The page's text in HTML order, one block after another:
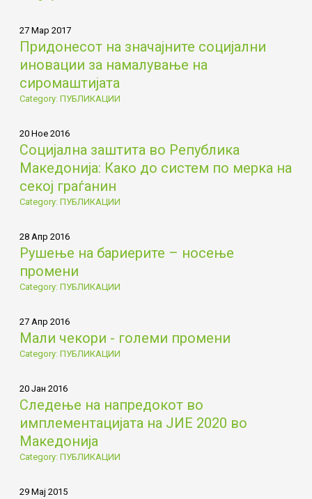
27 Мар 2017
Придонесот на значајните социјални
иновации за намалување на
сиромаштијата
Category: ПУБЛИКАЦИИ
20 Ное 2016
Социјална заштита во Република
Македонија: Како до систем по мерка на
секој граѓанин
Category: ПУБЛИКАЦИИ
28 Апр 2016
Рушење на бариерите – носење
промени
Category: ПУБЛИКАЦИИ
27 Апр 2016
Мали чекори - големи промени
Category: ПУБЛИКАЦИИ
20 Јан 2016
Следење на напредокот во
имплементацијата на ЈИЕ 2020 во
Македонија
Category: ПУБЛИКАЦИИ
29 Мај 2015